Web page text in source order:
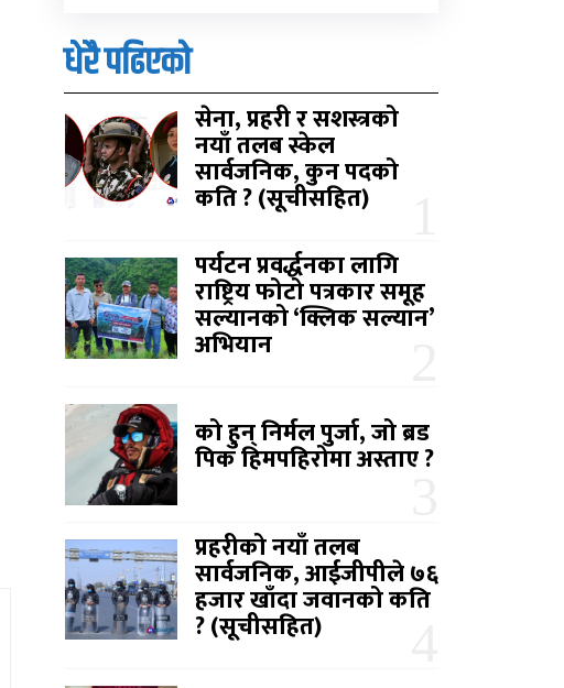
धेरै पढिएको
सेना, प्रहरी र सशस्त्रको
नयाँ तलब स्केल
सार्वजनिक, कुन पदको
कति ? (सूचीसहित)
पर्यटन प्रवर्द्धनका लागि
राष्ट्रिय फोटो पत्रकार समूह
सल्यानको ‘क्लिक सल्यान’
अभियान
को हुन् निर्मल पुर्जा, जो ब्रड
पिक हिमपहिरोमा अस्ताए ?
प्रहरीको नयाँ तलब
सार्वजनिक, आईजीपीले ७६
हजार खाँदा जवानको कति
? (सूचीसहित)